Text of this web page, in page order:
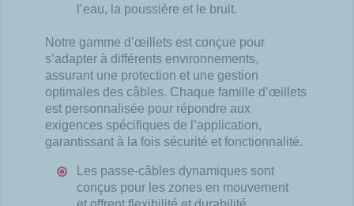
l’eau, la poussière et le bruit.
Notre gamme d’œillets est conçue pour
s’adapter à différents environnements,
assurant une protection et une gestion
optimales des câbles. Chaque famille d’œillets
est personnalisée pour répondre aux
exigences spécifiques de l’application,
garantissant à la fois sécurité et fonctionnalité.
Les passe-câbles dynamiques sont
conçus pour les zones en mouvement